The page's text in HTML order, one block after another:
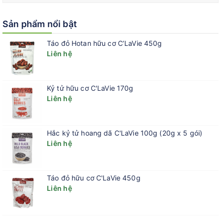
Sản phẩm nổi bật
Táo đỏ Hotan hữu cơ C’LaVie 450g
Liên hệ
Kỷ tử hữu cơ C'LaVie 170g
Liên hệ
Hắc kỷ tử hoang dã C'LaVie 100g (20g x 5 gói)
Liên hệ
Táo đỏ hữu cơ C'LaVie 450g
Liên hệ